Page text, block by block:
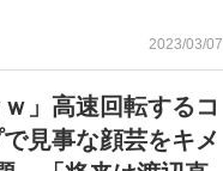
2023/03/07
ｗ」高速回転するコ
見事な顔芸をキメ